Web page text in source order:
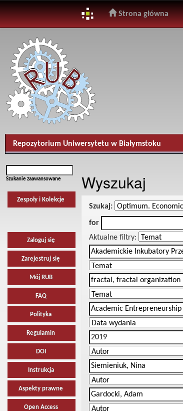
navigation
Strona główna
Repozytorium Uniwersytetu w Białymstoku
Szukanie zaawansowane
Zespoły i Kolekcje
Zaloguj się
Zarejestruj się
Mój RUB
FAQ
Polityka
Regulamin
DOI
Instrukcja
Aspekty prawne
Open Access
Wyszukaj
Szukaj:
for
Aktualne filtry: